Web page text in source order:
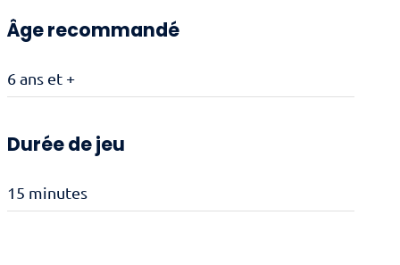
Âge recommandé
6 ans et +
Durée de jeu
15 minutes